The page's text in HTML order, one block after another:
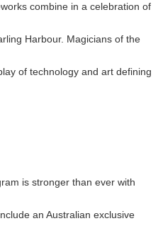
combine in a celebration of
Harbour. Magicians of the
of technology and art defining
is stronger than ever with
an Australian exclusive